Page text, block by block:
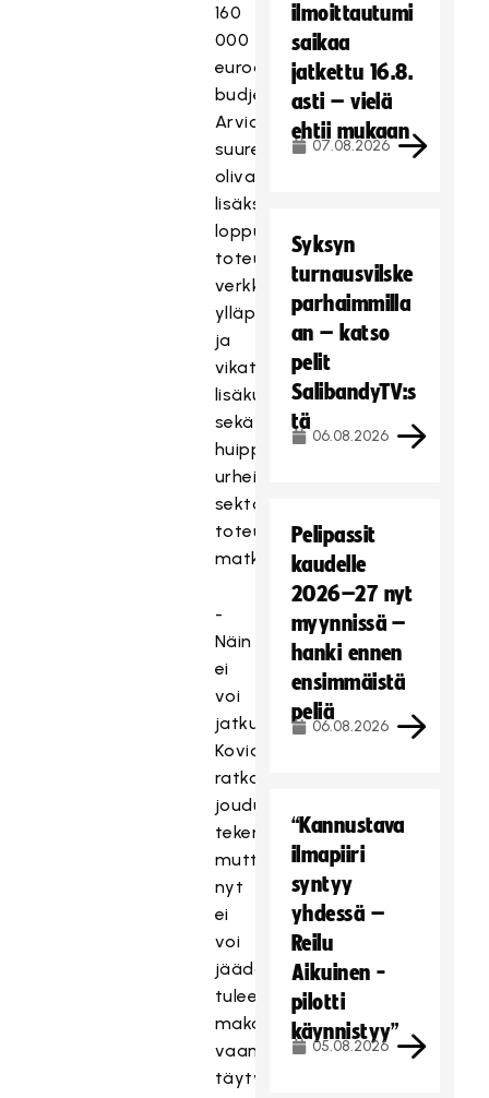
160
000
euroa
budjetoiduista.
Arvioitua
suuremmat
olivat
lisäksi
loppuvuonna
toteutuneet
verkkosivujen
ylläpito-
ja
vikatilanteiden
lisäkulut
sekä
huippu-
urheilu
sektorilla
toteutuneet
matkakulut.
-
Näin
ei
voi
jatkua.
Kovia
ratkaisuja
joudumme
tekemään,
mutta
nyt
ei
voi
jäädä
tuleen
makaamaan,
vaan
täytyy
ilmoittautumi
saikaa
jatkettu 16.8.
asti – vielä
ehtii mukaan
07.08.2026
Syksyn
turnausvilske
parhaimmilla
an – katso
pelit
SalibandyTV:s
tä
06.08.2026
Pelipassit
kaudelle
2026–27 nyt
myynnissä –
hanki ennen
ensimmäistä
peliä
06.08.2026
“Kannustava
ilmapiiri
syntyy
yhdessä –
Reilu
Aikuinen -
pilotti
käynnistyy”
05.08.2026